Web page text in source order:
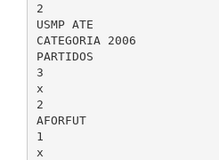
2
USMP ATE
CATEGORIA 2006
PARTIDOS
3
x
2
AFORFUT
1
x